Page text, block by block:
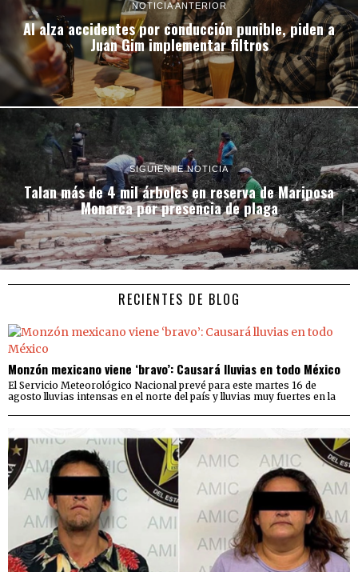
NOTICIA ANTERIOR
Al alza accidentes por conducción punible, piden a
Juan Gim implementar filtros
SIGUIENTE NOTICIA
Talan más de 4 mil árboles en reserva de Mariposa
Monarca por presencia de plaga
RECIENTES DE BLOG
Monzón mexicano viene ‘bravo’: Causará lluvias en todo México
El Servicio Meteorológico Nacional prevé para este martes 16 de
agosto lluvias intensas en el norte del país y lluvias muy fuertes en la